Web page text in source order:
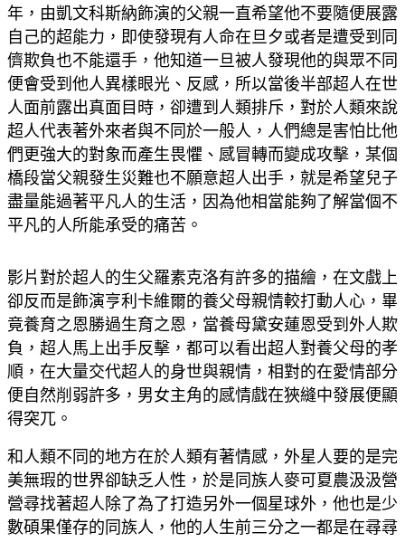
年，由凱文科斯納飾演的父親一直希望他不要隨便展露
自己的超能力，即使發現有人命在旦夕或者是遭受到同
儕欺負也不能還手，他知道一旦被人發現他的與眾不同
便會受到他人異樣眼光、反感，所以當後半部超人在世
人面前露出真面目時，卻遭到人類排斥，對於人類來說
超人代表著外來者與不同於一般人，人們總是害怕比他
們更強大的對象而產生畏懼、感冒轉而變成攻擊，某個
橋段當父親發生災難也不願意超人出手，就是希望兒子
盡量能過著平凡人的生活，因為他相當能夠了解當個不
平凡的人所能承受的痛苦。
影片對於超人的生父羅素克洛有許多的描繪，在文戲上
卻反而是飾演亨利卡維爾的養父母親情較打動人心，畢
竟養育之恩勝過生育之恩，當養母黛安蓮恩受到外人欺
負，超人馬上出手反擊，都可以看出超人對養父母的孝
順，在大量交代超人的身世與親情，相對的在愛情部分
便自然削弱許多，男女主角的感情戲在狹縫中發展便顯
得突兀。
和人類不同的地方在於人類有著情感，外星人要的是完
美無瑕的世界卻缺乏人性，於是同族人麥可夏農汲汲營
營尋找著超人除了為了打造另外一個星球外，他也是少
數碩果僅存的同族人，他的人生前三分之一都是在尋尋